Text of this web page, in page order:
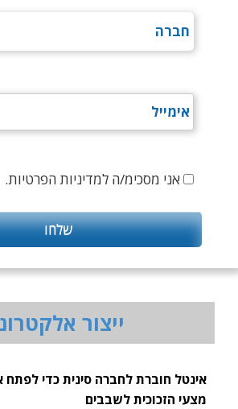
אני מסכימ/ה למדיניות הפרטיות.
ייצור
אינטל חוברת לחברה סינית כדי
מצעי הזכוכית לשבבים